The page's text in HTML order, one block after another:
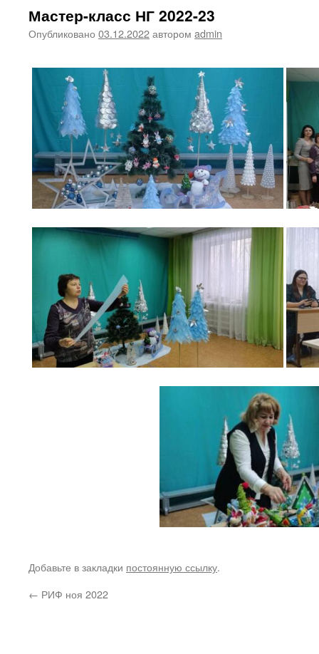
Мастер-класс НГ 2022-23
Опубликовано 03.12.2022автором admin
Добавьте в закладки постоянную ссылку.
← РИФ ноя 2022